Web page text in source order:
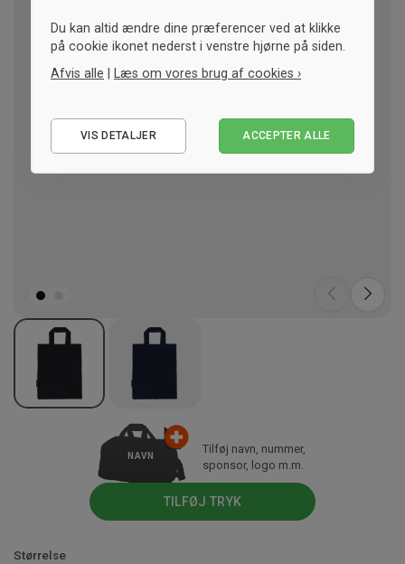
NAVN
Tilføj navn, nummer,
sponsor, logo m.m.
TILFØJ TRYK
Størrelse
Du kan altid ændre dine præferencer ved at klikke
på cookie ikonet nederst i venstre hjørne på siden.
Afvis alle | Læs om vores brug af cookies ›
Statistiske
VIS DETALJER ACCEPTER ALLE